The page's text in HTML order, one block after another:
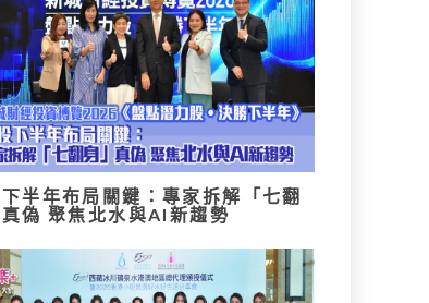
半年布局關鍵：專家拆解「七翻
偽 聚焦北水與AI新趨勢